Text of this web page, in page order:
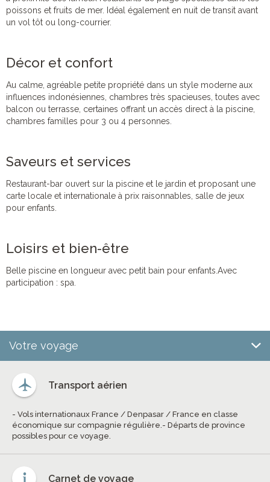
poissons et fruits de mer. Idéal également en nuit de transit avant
un vol tôt ou long-courrier.
Décor et confort
Au calme, agréable petite propriété dans un style moderne aux
influences indonésiennes, chambres très spacieuses, toutes avec
balcon ou terrasse, certaines offrant un accès direct à la piscine,
chambres familles pour 3 ou 4 personnes.
Saveurs et services
Restaurant-bar ouvert sur la piscine et le jardin et proposant une
carte locale et internationale à prix raisonnables, salle de jeux
pour enfants.
Loisirs et bien-être
Belle piscine en longueur avec petit bain pour enfants.Avec
participation : spa.
Votre voyage
Transport aérien
- Vols internationaux France / Denpasar / France en classe
économique sur compagnie régulière.- Départs de province
possibles pour ce voyage.
Carnet de voyage